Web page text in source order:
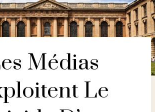
Médias
Le